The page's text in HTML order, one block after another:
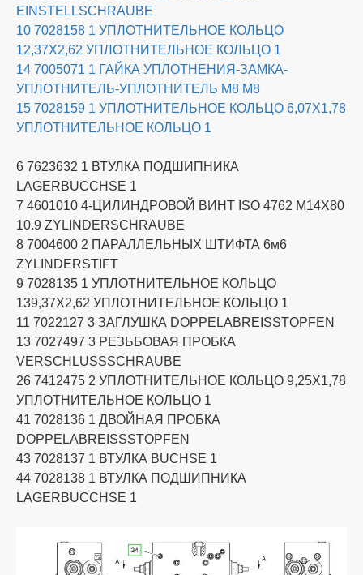
EINSTELLSCHRAUBE
10 7028158 1 УПЛОТНИТЕЛЬНОЕ КОЛЬЦО
12,37X2,62 УПЛОТНИТЕЛЬНОЕ КОЛЬЦО 1
14 7005071 1 ГАЙКА УПЛОТНЕНИЯ-ЗАМКА-
УПЛОТНИТЕЛЬ-УПЛОТНИТЕЛЬ M8 M8
15 7028159 1 УПЛОТНИТЕЛЬНОЕ КОЛЬЦО 6,07X1,78
УПЛОТНИТЕЛЬНОЕ КОЛЬЦО 1
6 7623632 1 ВТУЛКА ПОДШИПНИКА
LAGERBUCCHSE 1
7 4601010 4-ЦИЛИНДРОВОЙ ВИНТ ISO 4762 M14X80
10.9 ZYLINDERSCHRAUBE
8 7004600 2 ПАРАЛЛЕЛЬНЫХ ШТИФТА 6м6
ZYLINDERSTIFT
9 7028135 1 УПЛОТНИТЕЛЬНОЕ КОЛЬЦО
139,37X2,62 УПЛОТНИТЕЛЬНОЕ КОЛЬЦО 1
11 7022127 3 ЗАГЛУШКА DOPPELABREISSTOPFEN
13 7027497 3 РЕЗЬБОВАЯ ПРОБКА
VERSCHLUSSSCHRAUBE
26 7412475 2 УПЛОТНИТЕЛЬНОЕ КОЛЬЦО 9,25X1,78
УПЛОТНИТЕЛЬНОЕ КОЛЬЦО 1
41 7028136 1 ДВОЙНАЯ ПРОБКА
DOPPELABREISSSTOPFEN
43 7028137 1 ВТУЛКА BUCHSE 1
44 7028138 1 ВТУЛКА ПОДШИПНИКА
LAGERBUCCHSE 1